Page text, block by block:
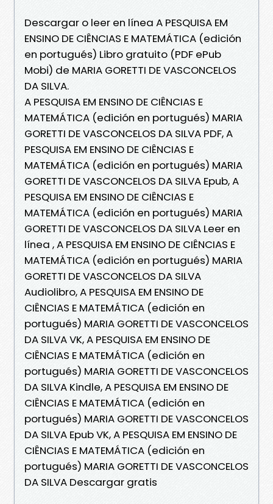
Descargar o leer en línea A PESQUISA EM
ENSINO DE CIÊNCIAS E MATEMÁTICA (edición
en portugués) Libro gratuito (PDF ePub
Mobi) de MARIA GORETTI DE VASCONCELOS
DA SILVA.
A PESQUISA EM ENSINO DE CIÊNCIAS E
MATEMÁTICA (edición en portugués) MARIA
GORETTI DE VASCONCELOS DA SILVA PDF, A
PESQUISA EM ENSINO DE CIÊNCIAS E
MATEMÁTICA (edición en portugués) MARIA
GORETTI DE VASCONCELOS DA SILVA Epub, A
PESQUISA EM ENSINO DE CIÊNCIAS E
MATEMÁTICA (edición en portugués) MARIA
GORETTI DE VASCONCELOS DA SILVA Leer en
línea , A PESQUISA EM ENSINO DE CIÊNCIAS E
MATEMÁTICA (edición en portugués) MARIA
GORETTI DE VASCONCELOS DA SILVA
Audiolibro, A PESQUISA EM ENSINO DE
CIÊNCIAS E MATEMÁTICA (edición en
portugués) MARIA GORETTI DE VASCONCELOS
DA SILVA VK, A PESQUISA EM ENSINO DE
CIÊNCIAS E MATEMÁTICA (edición en
portugués) MARIA GORETTI DE VASCONCELOS
DA SILVA Kindle, A PESQUISA EM ENSINO DE
CIÊNCIAS E MATEMÁTICA (edición en
portugués) MARIA GORETTI DE VASCONCELOS
DA SILVA Epub VK, A PESQUISA EM ENSINO DE
CIÊNCIAS E MATEMÁTICA (edición en
portugués) MARIA GORETTI DE VASCONCELOS
DA SILVA Descargar gratis